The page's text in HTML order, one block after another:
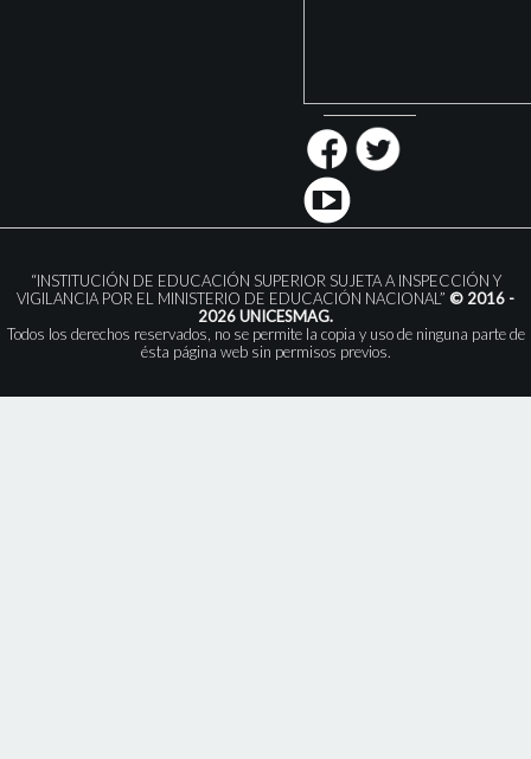
“INSTITUCIÓN DE EDUCACIÓN SUPERIOR SUJETA A INSPECCIÓN Y
VIGILANCIA POR EL MINISTERIO DE EDUCACIÓN NACIONAL” © 2016 -
2026 UNICESMAG.
Todos los derechos reservados, no se permite la copia y uso de ninguna parte de
ésta página web sin permisos previos.